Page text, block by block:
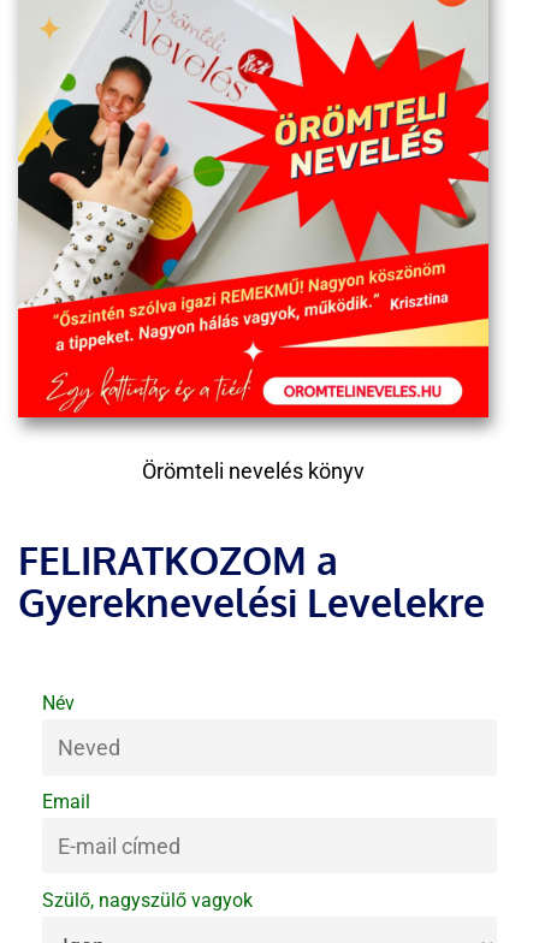
Örömteli nevelés könyv
FELIRATKOZOM a
Gyereknevelési Levelekre
Név
Email
Szülő, nagyszülő vagyok